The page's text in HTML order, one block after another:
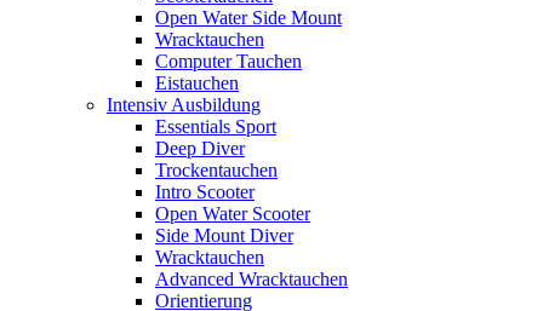
Open Water Side Mount
Wracktauchen
Computer Tauchen
Eistauchen
Intensiv Ausbildung
Essentials Sport
Deep Diver
Trockentauchen
Intro Scooter
Open Water Scooter
Side Mount Diver
Wracktauchen
Advanced Wracktauchen
Orientierung